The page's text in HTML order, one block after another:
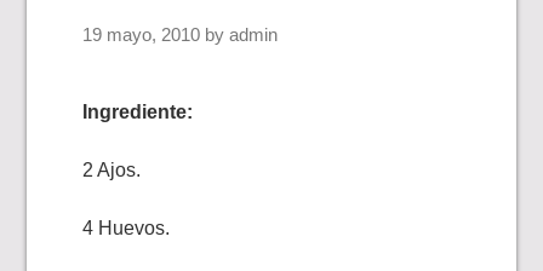
19 mayo, 2010 byadmin
Ingrediente:
2 Ajos.
4 Huevos.